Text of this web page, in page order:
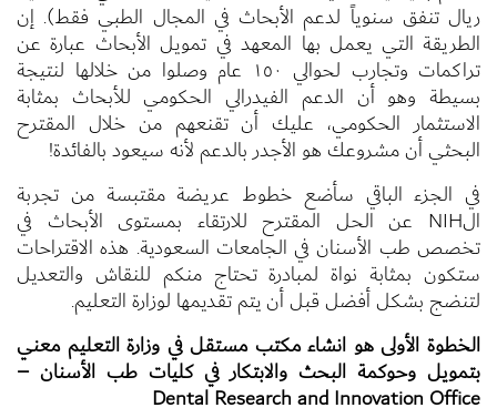
ريال تنفق سنوياً لدعم الأبحاث في المجال الطبي فقط). إن
الطريقة التي يعمل بها المعهد في تمويل الأبحاث عبارة عن
تراكمات وتجارب لحوالي ١٥٠ عام وصلوا من خلالها لنتيجة
بسيطة وهو أن الدعم الفيدرالي الحكومي للأبحاث بمثابة
الاستثمار الحكومي، عليك أن تقنعهم من خلال المقترح
البحثي أن مشروعك هو الأجدر بالدعم لأنه سيعود بالفائدة!
في الجزء الباقي سأضع خطوط عريضة مقتبسة من تجربة
الNIH عن الحل المقترح للارتقاء بمستوى الأبحاث في
تخصص طب الأسنان في الجامعات السعودية. هذه الاقتراحات
ستكون بمثابة نواة لمبادرة تحتاج منكم للنقاش والتعديل
لتنضج بشكل أفضل قبل أن يتم تقديمها لوزارة التعليم.
الخطوة الأولى هو انشاء مكتب مستقل في وزارة التعليم معني
بتمويل وحوكمة البحث والابتكار في كليات طب الأسنان –
Dental Research and Innovation Office